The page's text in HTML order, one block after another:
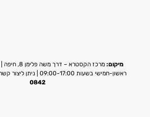
מיקום: מרכז הקסטרא – דרך משה פלימן 8, חיפה |
ראשון-חמישי בשעות 09:00-17:00 | ניתן ליצור קשר במספר
0842